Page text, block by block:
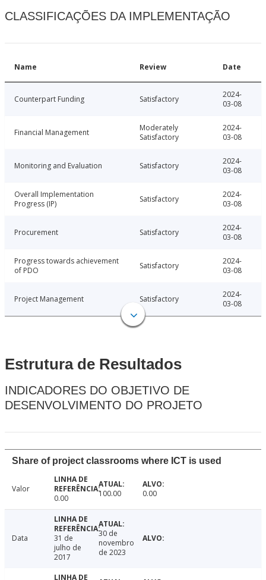
CLASSIFICAÇÕES DA IMPLEMENTAÇÃO
Name Review Date
Counterpart Funding Satisfactory
2024-
03-08
Financial Management
Moderately
Satisfactory
2024-
03-08
Monitoring and Evaluation Satisfactory
2024-
03-08
Overall Implementation
Progress (IP)
Satisfactory
2024-
03-08
Procurement Satisfactory
2024-
03-08
Progress towards achievement
of PDO
Satisfactory
2024-
03-08
Project Management Satisfactory
2024-
03-08
Estrutura de Resultados
INDICADORES DO OBJETIVO DE
DESENVOLVIMENTO DO PROJETO
Share of project classrooms where ICT is used
Valor
0.00
100.00 0.00
Data
31 de
julho de
2017
30 de
novembro
de 2023